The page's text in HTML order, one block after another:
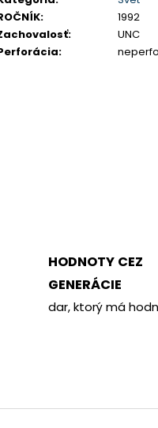
:
1992
:
UNC
:
HODNOTY CEZ
GENERÁCIE
dar, ktorý má